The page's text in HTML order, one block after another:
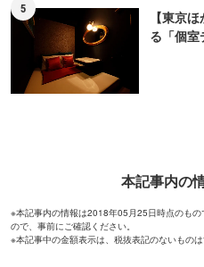
5
【東京
る「個
本記事内の
※本記事内の情報は2018年05月25日時点のも
ので、事前にご確認ください。
※本記事中の金額表示は、税抜表記のないものは